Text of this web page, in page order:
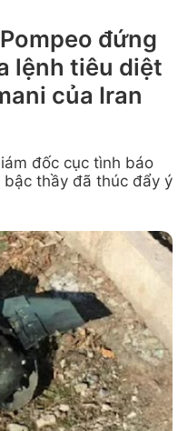
đứng
lệnh tiêu diệt
của Iran
đốc cục tình báo
bậc thầy đã thúc đẩy ý